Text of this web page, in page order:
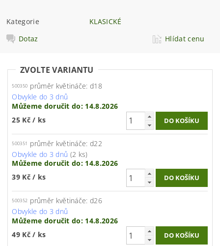
Kategorie
KLASICKÉ
Dotaz
Hlídat cenu
ZVOLTE VARIANTU
500350 průměr květináče: d18
Obvykle do 3 dnů
Můžeme doručit do: 14.8.2026
25 Kč/ ks
500351
průměr květináče: d22
Obvykle do 3 dnů (2 ks)
Můžeme doručit do: 14.8.2026
39 Kč/ ks
500352 průměr květináče: d26
Obvykle do 3 dnů
Můžeme doručit do: 14.8.2026
49 Kč/ ks